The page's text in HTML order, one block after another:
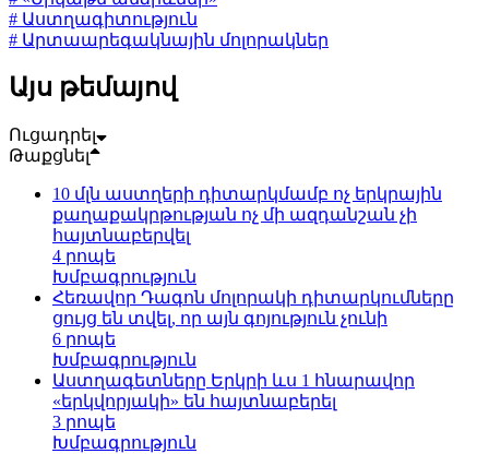
# Աստղագիտություն
# Արտաարեգակնային մոլորակներ
Այս թեմայով
Ուցադրել
Թաքցնել
10 մլն աստղերի դիտարկմամբ ոչ երկրային
քաղաքակրթության ոչ մի ազդանշան չի
հայտնաբերվել
4 րոպե
Խմբագրություն
Հեռավոր Դագոն մոլորակի դիտարկումները
ցույց են տվել, որ այն գոյություն չունի
6 րոպե
Խմբագրություն
Աստղագետները Երկրի ևս 1 հնարավոր
«երկվորյակի» են հայտնաբերել
3 րոպե
Խմբագրություն